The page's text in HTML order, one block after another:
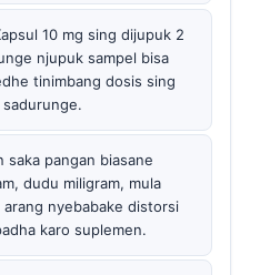
10 mg sing dijupuk 2
njupuk sampel bisa
tinimbang dosis sing
saka pangan biasane
dudu miligram, mula
nyebabake distorsi
karo suplemen.